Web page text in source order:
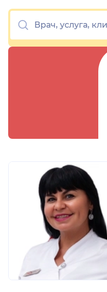
обл.)